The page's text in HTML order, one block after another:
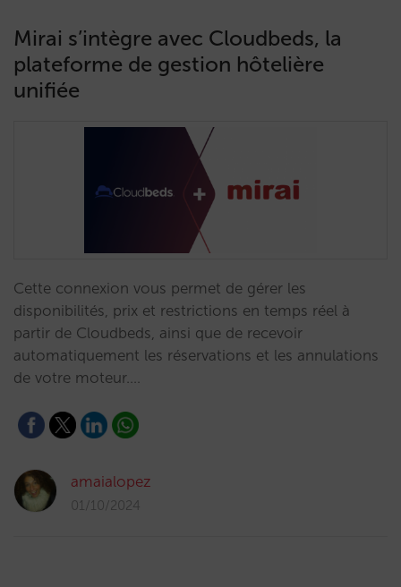
Mirai s’intègre avec Cloudbeds, la
plateforme de gestion hôtelière
unifiée
Cette connexion vous permet de gérer les
disponibilités, prix et restrictions en temps réel à
partir de Cloudbeds, ainsi que de recevoir
automatiquement les réservations et les annulations
de votre moteur.…
amaialopez
01/10/2024